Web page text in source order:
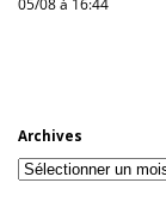
05/08 à 16:44
Archives
Archives